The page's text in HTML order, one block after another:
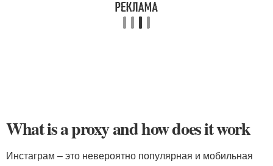
What is a proxy and how does it work
Инстаграм – это невероятно популярная и мобильная